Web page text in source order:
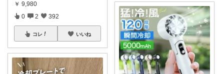
￥ 9,980
0 2 392
コレ いいね